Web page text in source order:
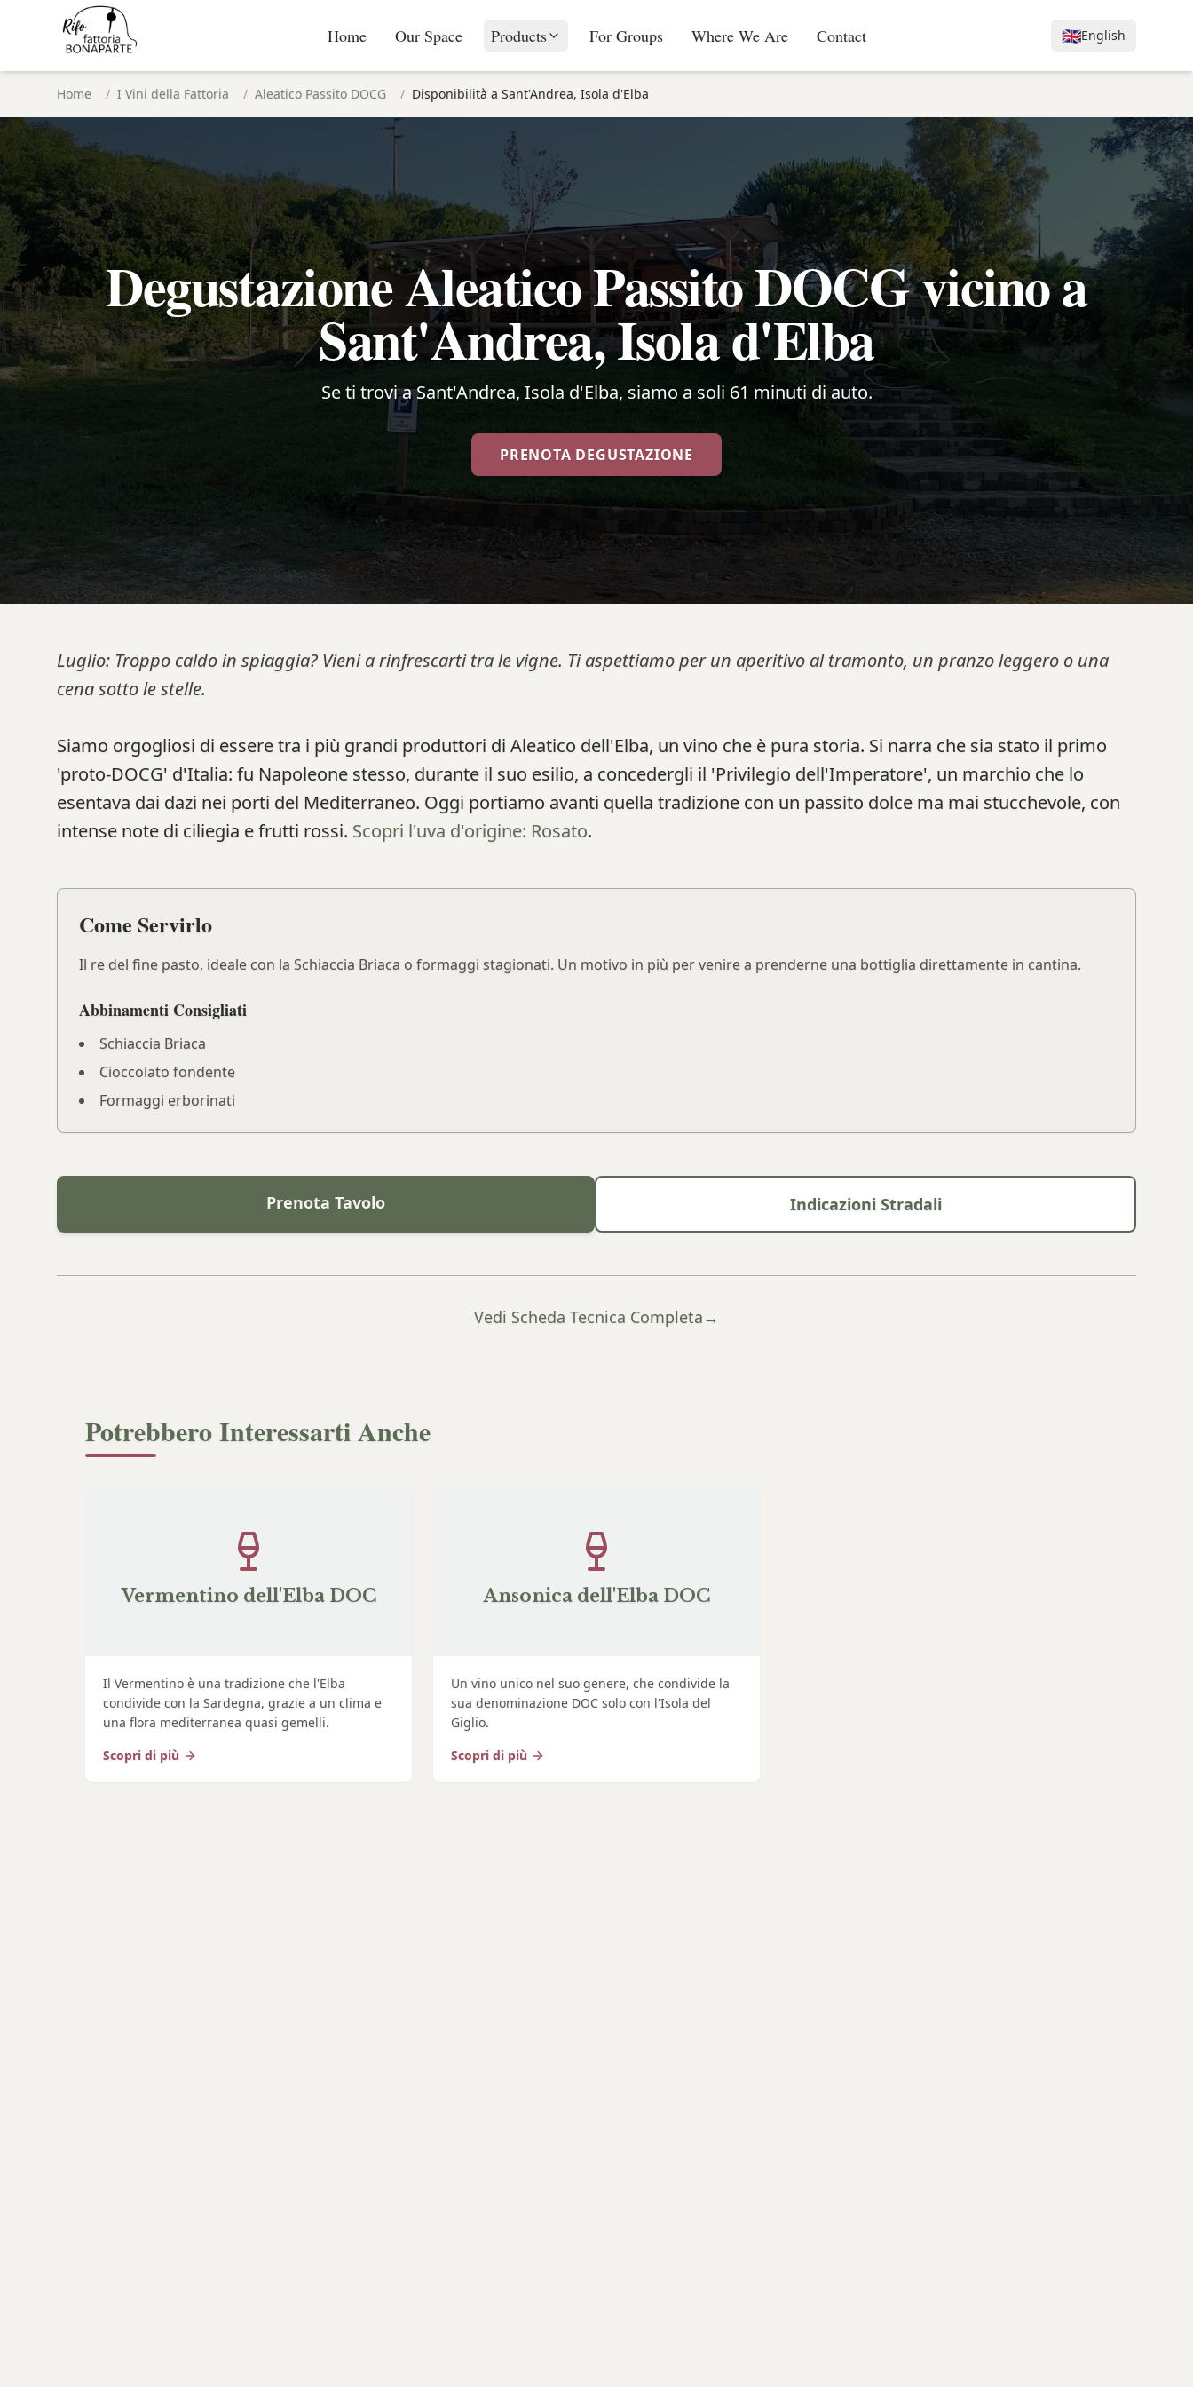
Home Our Space Products For Groups Where We Are Contact 🇬🇧English
Home / I Vini della Fattoria / Aleatico Passito DOCG / Disponibilità a Sant'Andrea, Isola d'Elba
Degustazione Aleatico Passito DOCG vicino a
Sant'Andrea, Isola d'Elba
Se ti trovi a Sant'Andrea, Isola d'Elba, siamo a soli 61 minuti di auto.
PRENOTA DEGUSTAZIONE
Luglio: Troppo caldo in spiaggia? Vieni a rinfrescarti tra le vigne. Ti aspettiamo per un aperitivo al tramonto, un pranzo leggero o una
cena sotto le stelle.
Siamo orgogliosi di essere tra i più grandi produttori di Aleatico dell'Elba, un vino che è pura storia. Si narra che sia stato il primo
'proto-DOCG' d'Italia: fu Napoleone stesso, durante il suo esilio, a concedergli il 'Privilegio dell'Imperatore', un marchio che lo
esentava dai dazi nei porti del Mediterraneo. Oggi portiamo avanti quella tradizione con un passito dolce ma mai stucchevole, con
intense note di ciliegia e frutti rossi. Scopri l'uva d'origine: Rosato.
Come Servirlo
Il re del fine pasto, ideale con la Schiaccia Briaca o formaggi stagionati. Un motivo in più per venire a prenderne una bottiglia direttamente in cantina.
Abbinamenti Consigliati
Schiaccia Briaca
Cioccolato fondente
Formaggi erborinati
Prenota Tavolo Indicazioni Stradali
Vedi Scheda Tecnica Completa→
Potrebbero Interessarti Anche
Vermentino dell'Elba DOC
Il Vermentino è una tradizione che l'Elba
condivide con la Sardegna, grazie a un clima e
una flora mediterranea quasi gemelli.
Scopri di più
Ansonica dell'Elba DOC
Un vino unico nel suo genere, che condivide la
sua denominazione DOC solo con l'Isola del
Giglio.
Scopri di più